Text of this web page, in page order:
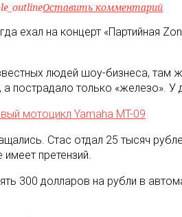
Оставить комментарий
ехал на концерт «Партийная
людей шоу-бизнеса,
пострадало только «железо».
мотоцикл Yamaha MT-09
Стас отдал 25 тысяч
претензий.
300 долларов на рубли в